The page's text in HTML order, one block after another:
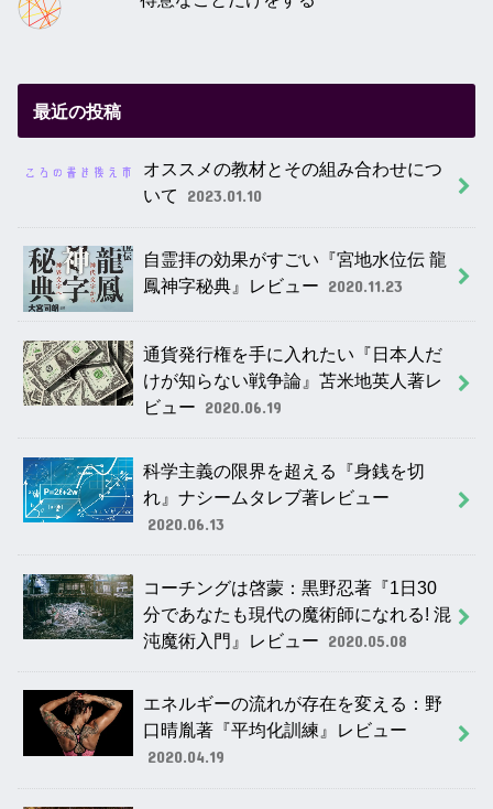
最近の投稿
オススメの教材とその組み合わせにつ
いて
2023.01.10
自霊拝の効果がすごい『宮地水位伝 龍
鳳神字秘典』レビュー 2020.11.23
通貨発行権を手に入れたい『日本人だ
けが知らない戦争論』苫米地英人著レ
ビュー 2020.06.19
科学主義の限界を超える『身銭を切
れ』ナシームタレブ著レビュー
2020.06.13
コーチングは啓蒙：黒野忍著『1日30
分であなたも現代の魔術師になれる! 混
沌魔術入門』レビュー 2020.05.08
エネルギーの流れが存在を変える：野
口晴胤著『平均化訓練』レビュー
2020.04.19